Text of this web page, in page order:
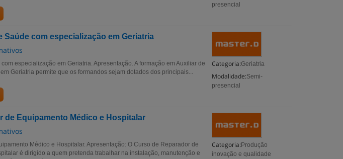
presencial
Saúde com especialização em Geriatria
Categoria:Geriatria
Modalidade:Semi-
presencial
especialização em Geriatria. Apresentação. A formação em Auxiliar de
Geriatria permite que os formandos sejam dotados dos principais...
de Equipamento Médico e Hospitalar
Categoria: Produção
inovação e qualidade
Médico e Hospitalar. Apresentação: O Curso de Reparador de
é dirigido a quem pretenda trabalhar na instalação, manutenção e